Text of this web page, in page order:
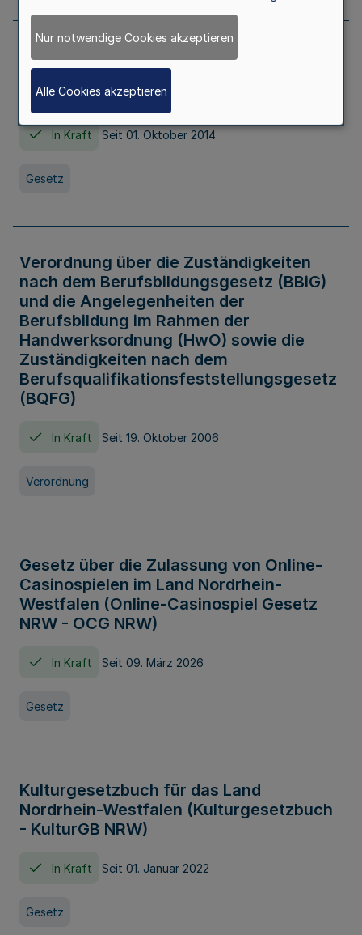
Gesetz über die Hochschulen des Landes
Nordrhein-Westfalen (Hochschulgesetz -
HG)
In Kraft Seit 01. Oktober 2014
Gesetz
Verordnung über die Zuständigkeiten
nach dem Berufsbildungsgesetz (BBiG)
und die Angelegenheiten der
Berufsbildung im Rahmen der
Handwerksordnung (HwO) sowie die
Zuständigkeiten nach dem
Berufsqualifikationsfeststellungsgesetz
(BQFG)
In Kraft Seit 19. Oktober 2006
Verordnung
Gesetz über die Zulassung von Online-
Casinospielen im Land Nordrhein-
Westfalen (Online-Casinospiel Gesetz
NRW - OCG NRW)
In Kraft Seit 09. März 2026
Gesetz
Kulturgesetzbuch für das Land
Nordrhein-Westfalen (Kulturgesetzbuch
- KulturGB NRW)
In Kraft Seit 01. Januar 2022
Gesetz
Nur notwendige Cookies akzeptieren
Alle Cookies akzeptieren